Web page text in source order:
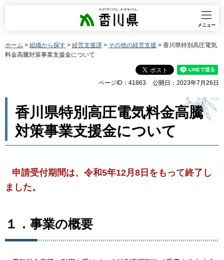
香川県
メニュー
ホーム > 組織から探す > 経営支援課 > その他の経営支援 > 香川県特別高圧電気
料金高騰対策事業支援金について
ページID：41863 公開日：2023年7月26日
香川県特別高圧電気料金高騰
対策事業支援金について
申請受付期間は、令和5年12月8日をもって終了し
ました。
１．事業の概要